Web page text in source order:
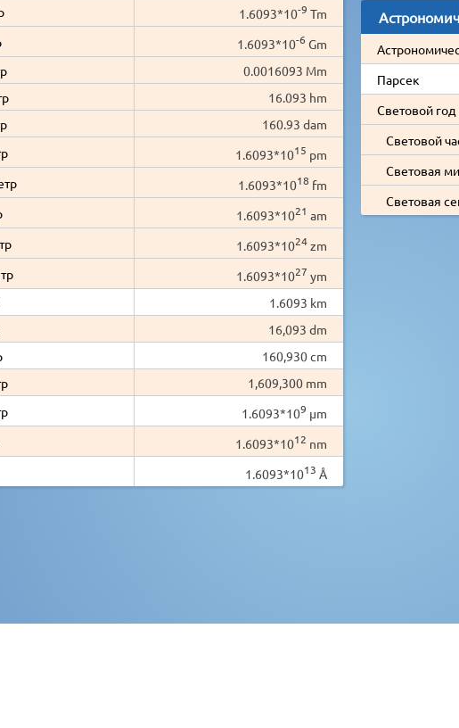
1.6093*10-9 Tm
1.6093*10-6 Gm
0.0016093 Mm
16.093 hm
160.93 dam
1.6093*1015 pm
1.6093*1018 fm
1.6093*1021 am
1.6093*1024zm
1.6093*1027 ym
1.6093 km
16,093 dm
160,930 cm
1,609,300 mm
1.6093*109 µm
1.6093*1012 nm
1.6093*1013 Å
Парсек
Световой год
Световой
Световая
Световая